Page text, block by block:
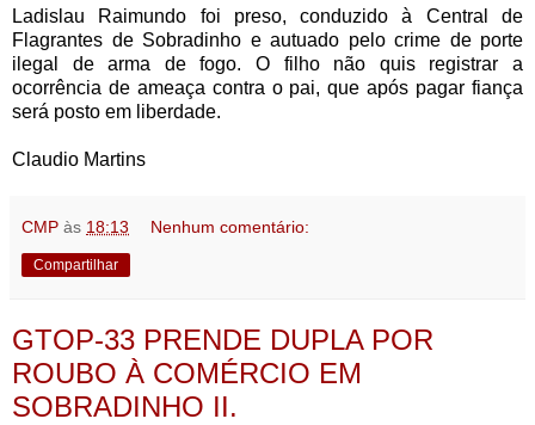
Ladislau Raimundo foi preso, conduzido à Central de
Flagrantes de Sobradinho e autuado pelo crime de porte
ilegal de arma de fogo. O filho não quis registrar a
ocorrência de ameaça contra o pai, que após pagar fiança
será posto em liberdade.
Claudio Martins
CMP às 18:13 Nenhum comentário:
Compartilhar
GTOP-33 PRENDE DUPLA POR
ROUBO À COMÉRCIO EM
SOBRADINHO II.